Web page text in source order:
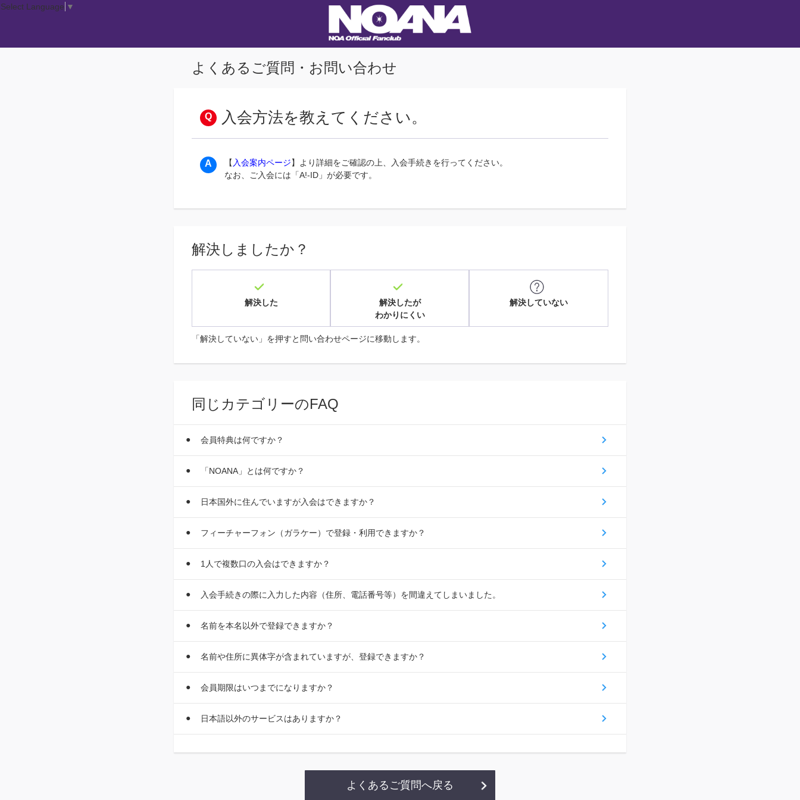
よくあるご質問・お問い合わせ
入会方法を教えてください。
【 入会案内ページ】より詳細をご確認の上、入会手続きを行ってください。
なお、ご入会には「A!-ID」が必要です。
解決しましたか？
解決した
解決したが
わかりにくい
解決していない
「解決していない」を押すと問い合わせページに移動します。
同じカテゴリーのFAQ
会員特典は何ですか？
「NOANA」とは何ですか？
日本国外に住んでいますが入会はできますか？
フィーチャーフォン（ガラケー）で登録・利用できますか？
1人で複数口の入会はできますか？
入会手続きの際に入力した内容（住所、電話番号等）を間違えてしまいました。
名前を本名以外で登録できますか？
名前や住所に異体字が含まれていますが、登録できますか？
会員期限はいつまでになりますか？
日本語以外のサービスはありますか？
よくあるご質問へ戻る
Select Language ▼